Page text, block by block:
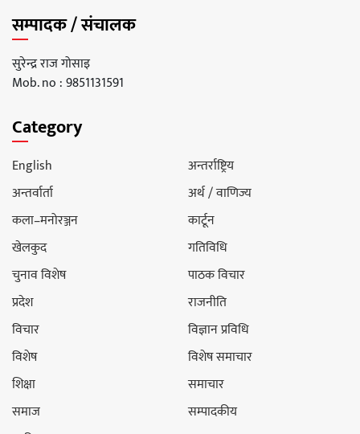
सम्पादक / संचालक
सुरेन्द्र राज गोसाइ
Mob. no : 9851131591
Category
English
अन्तर्राष्ट्रिय
अन्तर्वार्ता
अर्थ / वाणिज्य
कला–मनोरञ्जन
कार्टून
खेलकुद
गतिविधि
चुनाव विशेष
पाठक विचार
प्रदेश
राजनीति
विचार
विज्ञान प्रविधि
विशेष
विशेष समाचार
शिक्षा
समाचार
समाज
सम्पादकीय